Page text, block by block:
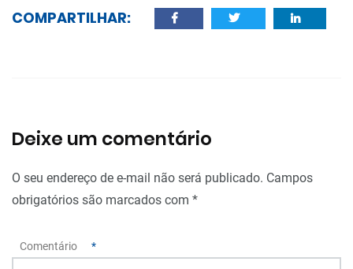
COMPARTILHAR:
Deixe um comentário
O seu endereço de e-mail não será publicado. Campos
obrigatórios são marcados com *
Comentário *